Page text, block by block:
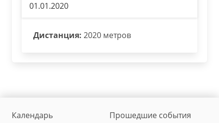
01.01.2020
Дистанция: 2020 метров
Календарь
Прошедшие события